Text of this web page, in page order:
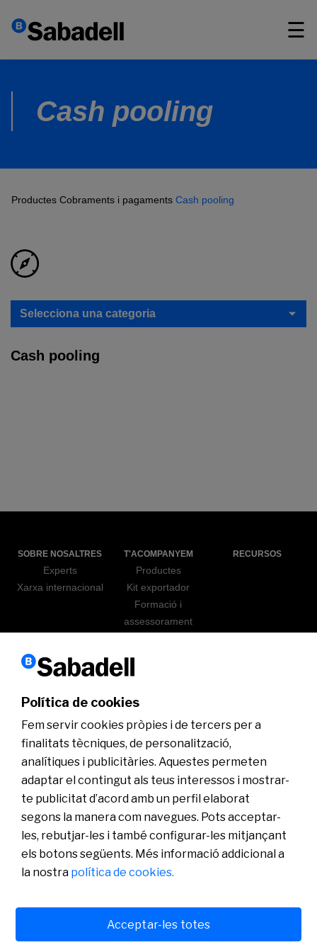
☰
×
Cash pooling
Productes Cobraments i pagaments Cash pooling
Selecciona una categoria
Cash pooling
SOBRE NOSALTRES
Experts
Xarxa internacional
T'ACOMPANYEM
Productes
Kit exportador
Formació i
assessorament
RECURSOS
ACTUALITAT
Avís legal Política de cookies
Servei d’atenció al client
Informació al client
Seguretat MIFID
Banco de Sabadell, S.A., Plaça de Sant Roc nº 20, 08201 Sabadell. Inscrit
en el Registre Mercantil de Barcelona, tom/I.R.U.S. 1000152932861, foli
873, full B-1561., NIF A08000143. Entitat de crèdit subjecta a la supervisió
del Banc d’Espanya i inscrita en el Registre administratiu especial amb el
Política de cookies
Fem servir cookies pròpies i de tercers per a
finalitats tècniques, de personalització,
analítiques i publicitàries. Aquestes permeten
adaptar el contingut als teus interessos i mostrar-
te publicitat d’acord amb un perfil elaborat
segons la manera com navegues. Pots acceptar-
les, rebutjar-les i també configurar-les mitjançant
els botons següents. Més informació addicional a
la nostra política de cookies.
Acceptar-les totes